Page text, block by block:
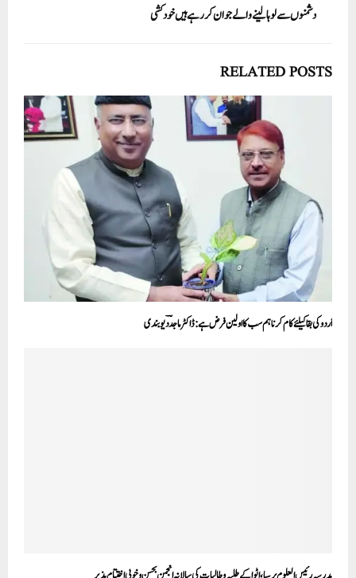
دشمنوں سے لوہا لینے والے جوان کررہے ہیں خودکشی
RELATED POSTS
اُردو کی بقا کیلئے کام کرنا ہم سب کا اولین فرض ہے:ڈاکٹر ماجدؔ دیوبندی